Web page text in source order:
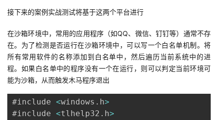
动
关
注
的
开
者
我
的
我
支
接下来的案例实战测试将基于这两个平台进行
在沙箱环境中，常用的应用程序（如QQ、微信、钉钉等）通常不存
在。为了检测是否运行在沙箱环境中，可以写一个白名单机制。将
所有常用软件的名称添加到白名单中，然后遍历当前系统中的进
程。如果白名单中的程序没有一个在运行，则可以判定当前环境可
能为沙箱，从而触发木马程序退出
#include <windows . h>
#include <tlhelp32 . h>